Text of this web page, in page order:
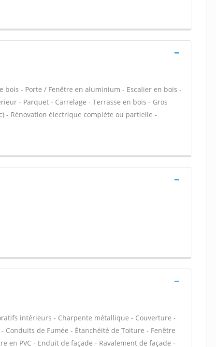
- Porte / Fenêtre en aluminium - Escalier en bois -
- Parquet - Carrelage - Terrasse en bois - Gros
- Rénovation électrique complète ou partielle -
intérieurs - Charpente métallique - Couverture -
de Fumée - Étanchéité de Toiture - Fenêtre
en PVC - Enduit de façade - Ravalement de façade -